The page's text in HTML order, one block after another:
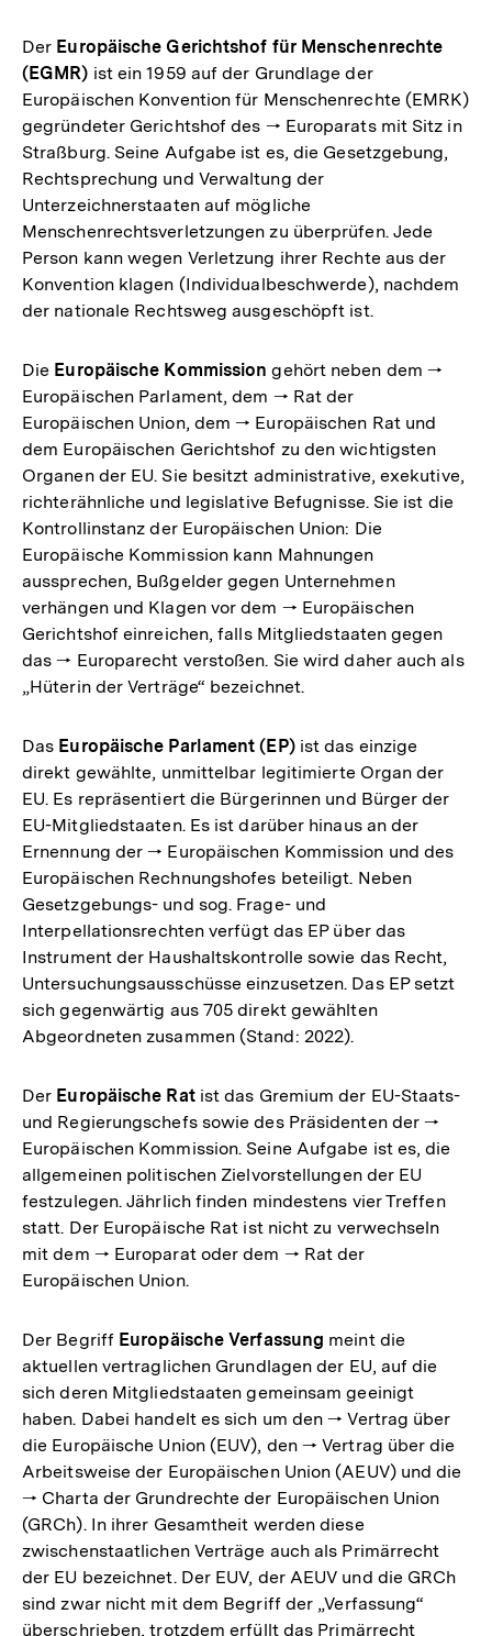
Der Europäische Gerichtshof für Menschenrechte
(EGMR) ist ein 1959 auf der Grundlage der
Europäischen Konvention für Menschenrechte (EMRK)
gegründeter Gerichtshof des 🠒 Europarats mit Sitz in
Straßburg. Seine Aufgabe ist es, die Gesetzgebung,
Rechtsprechung und Verwaltung der
Unterzeichnerstaaten auf mögliche
Menschenrechtsverletzungen zu überprüfen. Jede
Person kann wegen Verletzung ihrer Rechte aus der
Konvention klagen (Individualbeschwerde), nachdem
der nationale Rechtsweg ausgeschöpft ist.
Die Europäische Kommission gehört neben dem 🠒
Europäischen Parlament, dem 🠒 Rat der
Europäischen Union, dem 🠒 Europäischen Rat und
dem Europäischen Gerichtshof zu den wichtigsten
Organen der EU. Sie besitzt administrative, exekutive,
richterähnliche und legislative Befugnisse. Sie ist die
Kontrollinstanz der Europäischen Union: Die
Europäische Kommission kann Mahnungen
aussprechen, Bußgelder gegen Unternehmen
verhängen und Klagen vor dem 🠒 Europäischen
Gerichtshof einreichen, falls Mitgliedstaaten gegen
das 🠒 Europarecht verstoßen. Sie wird daher auch als
„Hüterin der Verträge“ bezeichnet.
Das Europäische Parlament (EP)ist das einzige
direkt gewählte, unmittelbar legitimierte Organ der
EU. Es repräsentiert die Bürgerinnen und Bürger der
EU-Mitgliedstaaten. Es ist darüber hinaus an der
Ernennung der 🠒 Europäischen Kommission und des
Europäischen Rechnungshofes beteiligt. Neben
Gesetzgebungs- und sog. Frage- und
Interpellationsrechten verfügt das EP über das
Instrument der Haushaltskontrolle sowie das Recht,
Untersuchungsausschüsse einzusetzen. Das EP setzt
sich gegenwärtig aus 705 direkt gewählten
Abgeordneten zusammen (Stand: 2022).
Der Europäische Ratist das Gremium der EU-Staats-
und Regierungschefs sowie des Präsidenten der 🠒
Europäischen Kommission. Seine Aufgabe ist es, die
allgemeinen politischen Zielvorstellungen der EU
festzulegen. Jährlich finden mindestens vier Treffen
statt. Der Europäische Rat ist nicht zu verwechseln
mit dem 🠒 Europarat oder dem 🠒 Rat der
Europäischen Union.
Der Begriff Europäische Verfassung meint die
aktuellen vertraglichen Grundlagen der EU, auf die
sich deren Mitgliedstaaten gemeinsam geeinigt
haben. Dabei handelt es sich um den 🠒 Vertrag über
die Europäische Union (EUV), den 🠒 Vertrag über die
Arbeitsweise der Europäischen Union (AEUV) und die
🠒 Charta der Grundrechte der Europäischen Union
(GRCh). In ihrer Gesamtheit werden diese
zwischenstaatlichen Verträge auch als Primärrecht
der EU bezeichnet. Der EUV, der AEUV und die GRCh
sind zwar nicht mit dem Begriff der „Verfassung“
überschrieben, trotzdem erfüllt das Primärrecht